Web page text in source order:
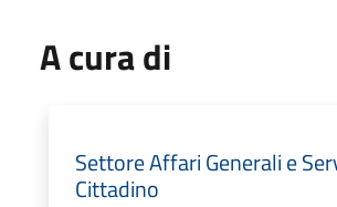
A cura di
Settore Affari Generali e
Cittadino